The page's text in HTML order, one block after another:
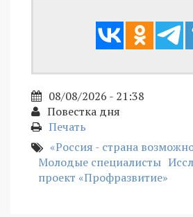
08/08/2026 - 21:38
Повестка дня
Печать
«Россия - страна
Молодые специалисты
проект «Профразвитие»